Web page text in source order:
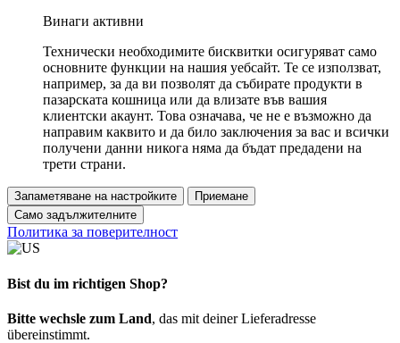
Винаги активни
Технически необходимите бисквитки осигуряват само
основните функции на нашия уебсайт. Те се използват,
например, за да ви позволят да събирате продукти в
пазарската кошница или да влизате във вашия
клиентски акаунт. Това означава, че не е възможно да
направим каквито и да било заключения за вас и всички
получени данни никога няма да бъдат предадени на
трети страни.
Запаметяване на настройките
Приемане
Само задължителните
Политика за поверителност
Bist du im richtigen Shop?
Bitte wechsle zum Land, das mit deiner Lieferadresse
übereinstimmt.